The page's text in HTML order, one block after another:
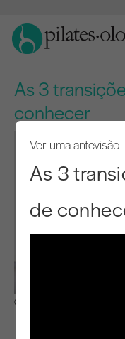
As 3
conhecer
Ver uma antevisão
As 3
de
Observar e aprender